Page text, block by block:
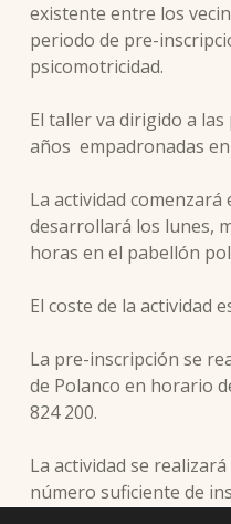
existente entre los
periodo de pre-
psicomotricidad.
El taller va dirigido a
años empadronadas
La actividad comenzará
desarrollará los lunes,
horas en el pabellón
El coste de la actividad
La pre-inscripción se
de Polanco en horario
824 200.
La actividad se
número suficiente de